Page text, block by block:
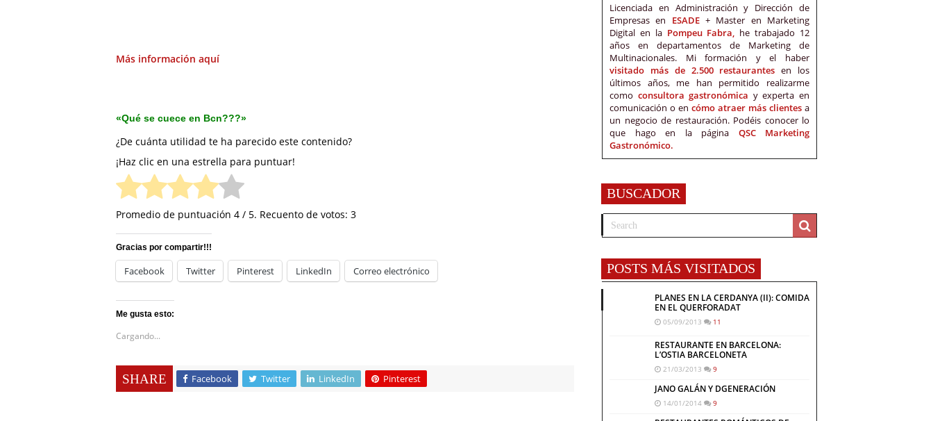
Más información aquí
«Qué se cuece en Bcn???»
¿De cuánta utilidad te ha parecido este contenido?
¡Haz clic en una estrella para puntuar!
Promedio de puntuación 4 / 5. Recuento de votos: 3
Gracias por compartir!!!
Facebook Twitter Pinterest LinkedIn Correo electrónico
Me gusta esto:
Cargando...
SHARE Facebook Twitter LinkedIn Pinterest
Licenciada en Administración y Dirección de
Empresas en ESADE+ Master en Marketing
Digital en la Pompeu Fabra, he trabajado 12
años en departamentos de Marketing de
Multinacionales. Mi formación y el haber
visitado más de 2.500 restaurantes en los
últimos años, me han permitido realizarme
como consultora gastronómica y experta en
comunicación o en cómo atraer más clientes a
un negocio de restauración. Podéis conocer lo
que hago en la página QSC Marketing
Gastronómico.
BUSCADOR
POSTS MÁS VISITADOS
PLANES EN LA CERDANYA (II): COMIDA
EN EL QUERFORADAT
05/09/2013 11
RESTAURANTE EN BARCELONA:
L’OSTIA BARCELONETA
21/03/2013 9
JANO GALÁN Y DGENERACIÓN
14/01/2014 9